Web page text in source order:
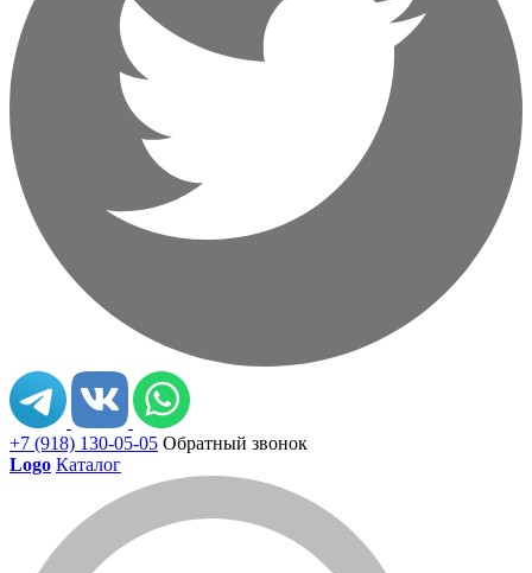
+7 (918) 130-05-05 Обратный звонок
Logo Каталог